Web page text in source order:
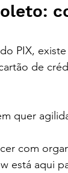
PIX, existe
de
quer
com
está aqui